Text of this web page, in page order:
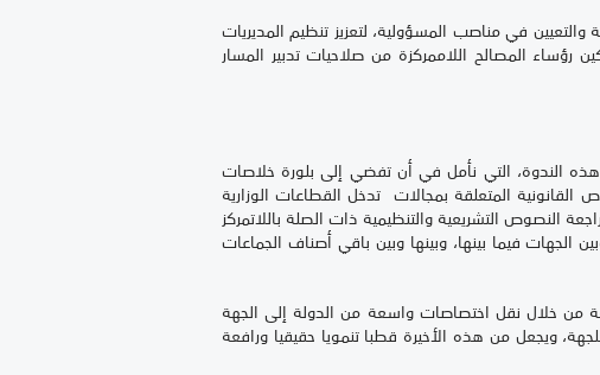
في مناصب المسؤولية، لتعزيز تنظيم المديريات
رؤساء المصالح اللاممركزة من صلاحيات تدبير المسار
الندوة، التي نأمل في أن تفضي إلى بلورة خلاصات
المتعلقة بمجالات تدخل القطاعات الوزارية
النصوص التشريعية والتنظيمية ذات الصلة باللاتمركز
فيما بينها، وبينها وبين باقي أصناف الجماعات
الحكومي للفترة 2021-2026 باستكمال الجهوية المتقدمة من خلال نقل اختصاصات واسعة من الدولة إلى الجهة
ويجعل من هذه الأخيرة قطبا تنمويا حقيقيا ورافعة